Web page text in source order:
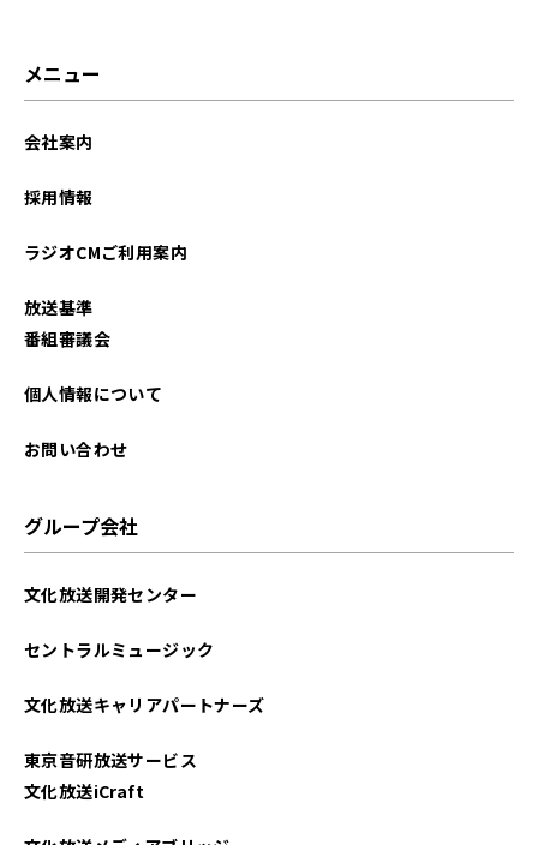
メニュー
会社案内
採用情報
ラジオCMご利用案内
放送基準
番組審議会
個人情報について
お問い合わせ
グループ会社
文化放送開発センター
セントラルミュージック
文化放送キャリアパートナーズ
東京音研放送サービス
文化放送iCraft